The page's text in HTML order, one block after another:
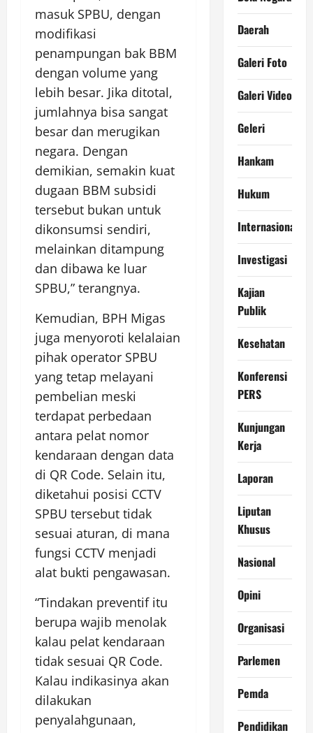
masuk SPBU, dengan
modifikasi
penampungan bak BBM
dengan volume yang
lebih besar. Jika ditotal,
jumlahnya bisa sangat
besar dan merugikan
negara. Dengan
demikian, semakin kuat
dugaan BBM subsidi
tersebut bukan untuk
dikonsumsi sendiri,
melainkan ditampung
dan dibawa ke luar
SPBU,” terangnya.
Kemudian, BPH Migas
juga menyoroti kelalaian
pihak operator SPBU
yang tetap melayani
pembelian meski
terdapat perbedaan
antara pelat nomor
kendaraan dengan data
di QR Code. Selain itu,
diketahui posisi CCTV
SPBU tersebut tidak
sesuai aturan, di mana
fungsi CCTV menjadi
alat bukti pengawasan.
“Tindakan preventif itu
berupa wajib menolak
kalau pelat kendaraan
tidak sesuai QR Code.
Kalau indikasinya akan
dilakukan
penyalahgunaan,
Daerah
Galeri Foto
Galeri Video
Geleri
Hankam
Hukum
Internasional
Investigasi
Kajian
Publik
Kesehatan
Konferensi
PERS
Kunjungan
Kerja
Laporan
Liputan
Khusus
Nasional
Opini
Organisasi
Parlemen
Pemda
Pendidikan